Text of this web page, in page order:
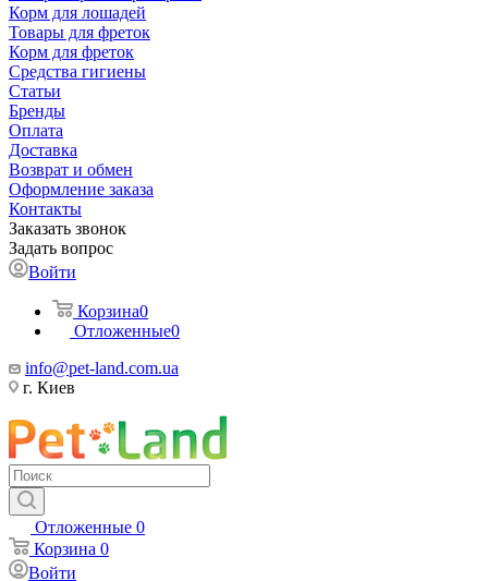
Корм для лошадей
Товары для фреток
Корм для фреток
Средства гигиены
Статьи
Бренды
Оплата
Доставка
Возврат и обмен
Оформление заказа
Контакты
Заказать звонок
Задать вопрос
Войти
Корзина0
Отложенные0
info@pet-land.com.ua
г. Киев
Отложенные 0
Корзина 0
Войти